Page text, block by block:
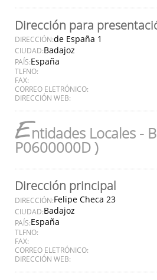
Dirección para
DIRECCIÓN:de España 1
CIUDAD:Badajoz
PAÍS:España
TLFNO:
FAX:
CORREO ELETRÓNICO:
DIRECCIÓN WEB:
Entidades Locales -
P0600000D )
Dirección principal
DIRECCIÓN:Felipe Checa 23
CIUDAD:Badajoz
PAÍS:España
TLFNO:
FAX:
CORREO ELETRÓNICO:
DIRECCIÓN WEB: